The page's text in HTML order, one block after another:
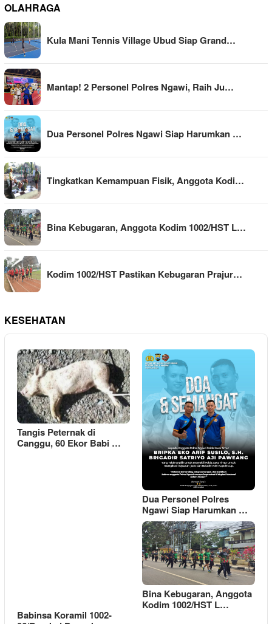
OLAHRAGA
Kula Mani Tennis Village Ubud Siap Grand…
Mantap! 2 Personel Polres Ngawi, Raih Ju…
Dua Personel Polres Ngawi Siap Harumkan …
Tingkatkan Kemampuan Fisik, Anggota Kodi…
Bina Kebugaran, Anggota Kodim 1002/HST L…
Kodim 1002/HST Pastikan Kebugaran Prajur…
KESEHATAN
Tangis Peternak di
Canggu, 60 Ekor Babi …
Dua Personel Polres
Ngawi Siap Harumkan …
Babinsa Koramil 1002-
Bina Kebugaran, Anggota
Kodim 1002/HST L…